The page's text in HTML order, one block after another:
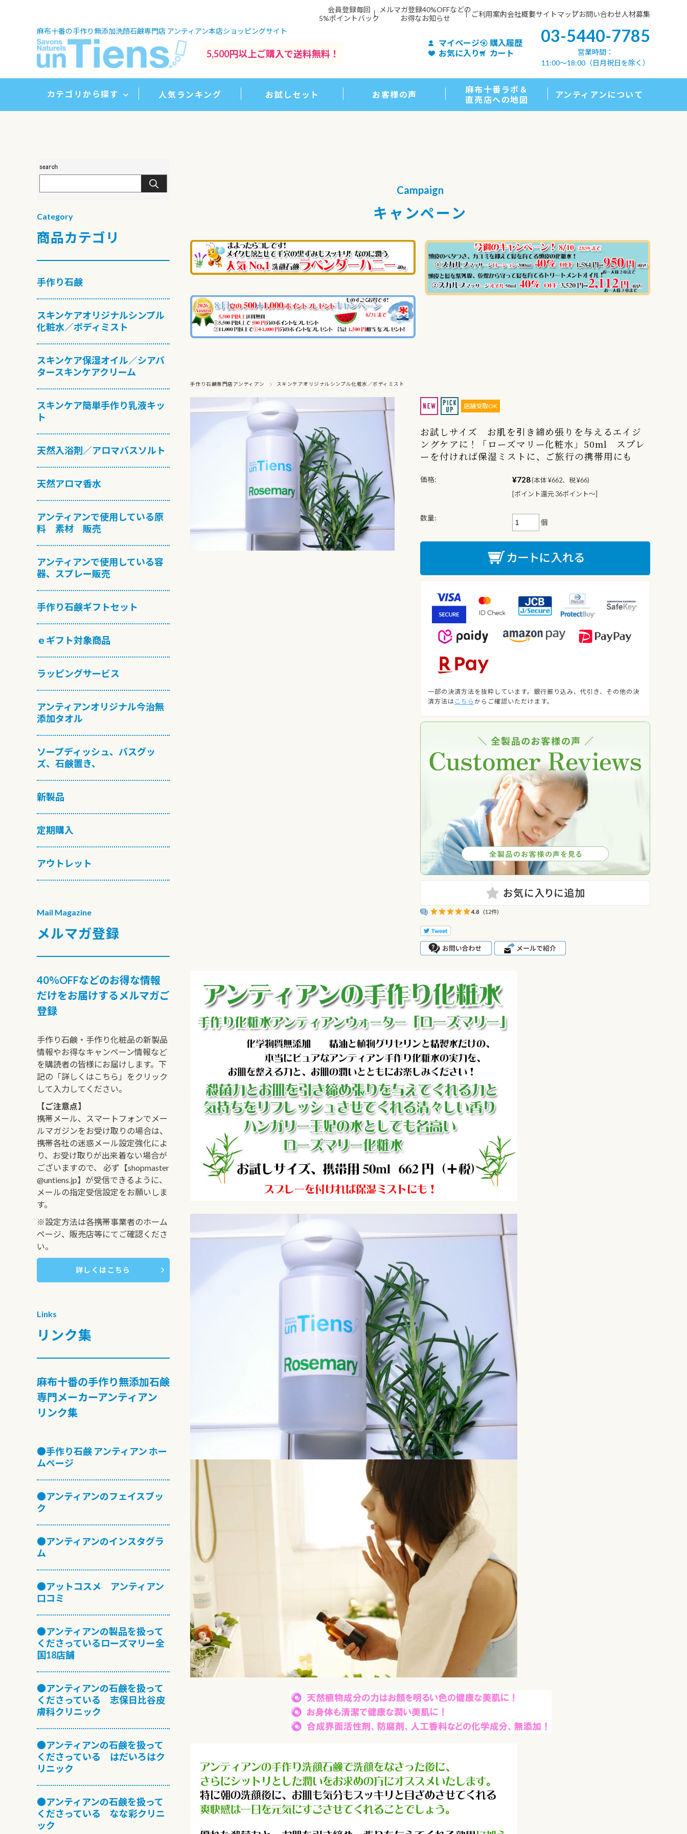
会員登録毎回
5%ポイントバック
メルマガ登録40%OFFなどの
お得なお知らせ
ご利用案内会社概要サイトマップお問い合わせ人材募集
麻布十番の手作り無添加洗顔石鹸専門店 アンティアン本店ショッピングサイト
5,500円以上ご購入で送料無料！
マイページ
購入履歴
お気に入り
カート
03-5440-7785
営業時間：
11:00〜18:00（日月祝日を除く）
カテゴリから探す 人気ランキング お試しセット お客様の声
麻布十番ラボ＆
直売店への地図
アンティアンについて
Campaign
キャンペーン
手作り石鹸専門店アンティアン スキンケアオリジナルシンプル化粧水／ボディミスト
店舗受取OK
お試しサイズ お肌を引き締め張りを与えるエイジ
ングケアに！「ローズマリー化粧水」50ml スプレ
ーを付ければ保湿ミストに、ご旅行の携帯用にも
価格: ¥728(本体 ¥662、税 ¥66)
[ポイント還元 36ポイント〜]
数量:
個
一部の決済方法を抜粋しています。銀行振り込み、代引き、その他の決
済方法は こちら からご確認いただけます。
4.8 (12件)
Category
商品カテゴリ
手作り石鹸
スキンケアオリジナルシンプル
化粧水／ボディミスト
スキンケア保湿オイル／シアバ
タースキンケアクリーム
スキンケア簡単手作り乳液キッ
ト
天然入浴剤／アロマバスソルト
天然アロマ香水
アンティアンで使用している原
料 素材 販売
アンティアンで使用している容
器、スプレー販売
手作り石鹸ギフトセット
ｅギフト対象商品
ラッピングサービス
アンティアンオリジナル今治無
添加タオル
ソープディッシュ、バスグッ
ズ、石鹸置き、
新製品
定期購入
アウトレット
Mail Magazine
メルマガ登録
40％OFFなどのお得な情報
だけをお届けするメルマガご
登録
手作り石鹸・手作り化粧品の新製品
情報やお得なキャンペーン情報など
を購読者の皆様にお届けします。下
記の「詳しくはこちら」をクリック
して入力してください。
【ご注意点】
携帯メール、スマートフォンでメー
ルマガジンをお受け取りの場合は、
携帯各社の迷惑メール設定強化によ
り、お受け取りが出来着ない場合が
ございますので、 必ず【shopmaster
@untiens.jp】が受信できるように、
メールの指定受信設定をお願いしま
す。
※設定方法は各携帯事業者のホーム
ページ、販売店等にてご確認くださ
い。
詳しくはこちら
Links
リンク集
麻布十番の手作り無添加石鹸
専門メーカーアンティアン
リンク集
●手作り石鹸 アンティアン ホー
ムページ
●アンティアンのフェイスブッ
ク
●アンティアンのインスタグラ
ム
●アットコスメ アンティアン
口コミ
●アンティアンの製品を扱って
くださっているローズマリー全
国18店舗
●アンティアンの石鹸を扱って
くださっている 志保日比谷皮
膚科クリニック
●アンティアンの石鹸を扱って
くださっている はだいろはク
リニック
●アンティアンの石鹸を扱って
くださっている なな彩クリニ
ック